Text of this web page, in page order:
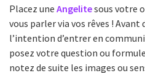
Placez une Angelitesous votre
vous parler via vos rêves ! Avant
l’intention d’entrer en
posez votre question ou
notez de suite les images ou